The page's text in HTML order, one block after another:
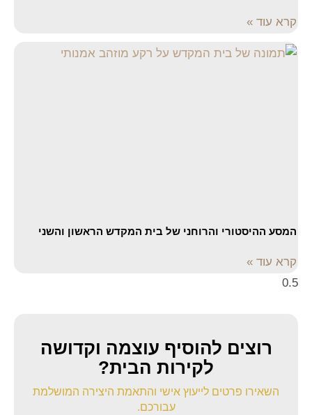
קרא עוד »
המסע ההיסטורי והרוחני של בית המקדש הראשון והשני
קרא עוד »
רוצים להוסיף עוצמה וקדושה
לקירות הבית?
השאירו פרטים לייעוץ אישי והתאמת היצירה המושלמת
עבורכם.